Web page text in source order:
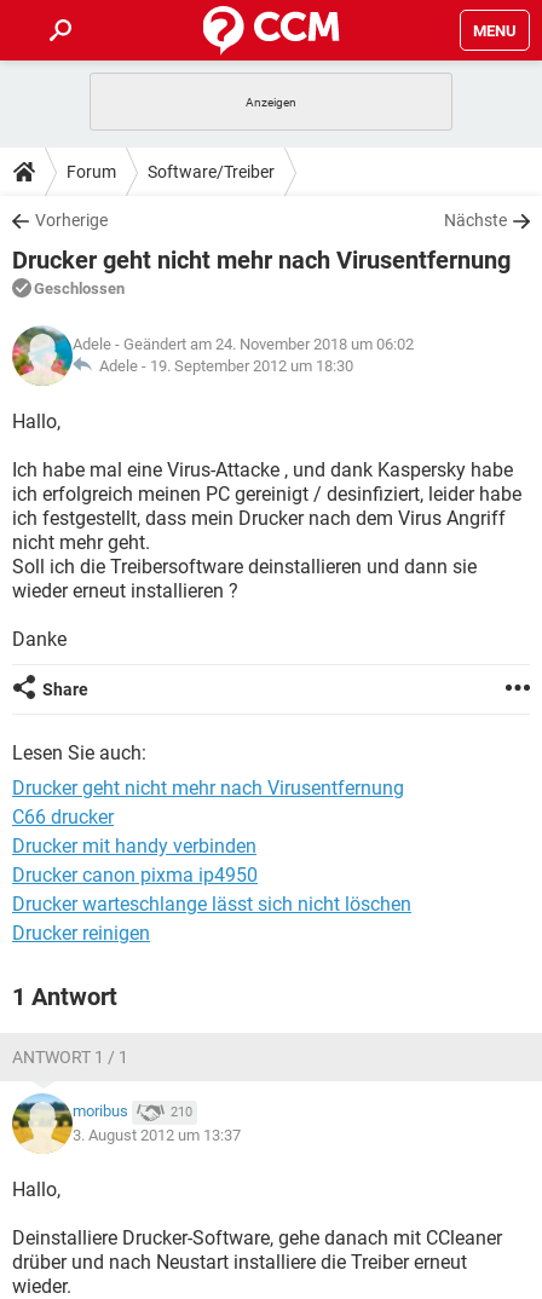
MENU
ANDROID IOS
WINDOWS 10
WHATSAPP TIKTOK
FACEBOOK
TIPPS & TRICKS
SPIELE
WINDOWS 10
WHATSAPP
FACEBOOK HARDWARE
DOWNLOADS
SPIELE STREAMING
ANDROID
WINDOWS 10 INSTAGRAM
WHATSAPP
FACEBOOK
FORUM
SPIELE
ANDROID IOS
FACEBOOK HARDWARE
LEXIKON
SPIELE
ANDROID
WINDOWS 10 INSTAGRAM
WHATSAPP TIKTOK
FACEBOOK
Forum Software/Treiber
Vorherige Nächste
Drucker geht nicht mehr nach Virusentfernung
Geschlossen
Adele - Geändert am 24. November 2018 um 06:02
Adele - 19. September 2012 um 18:30
Hallo,
Ich habe mal eine Virus-Attacke , und dank Kaspersky habe
ich erfolgreich meinen PC gereinigt / desinfiziert, leider habe
ich festgestellt, dass mein Drucker nach dem Virus Angriff
nicht mehr geht.
Soll ich die Treibersoftware deinstallieren und dann sie
wieder erneut installieren ?
Danke
Share
Lesen Sie auch:
Drucker geht nicht mehr nach Virusentfernung
C66 drucker
Drucker mit handy verbinden
Drucker canon pixma ip4950
Drucker warteschlange lässt sich nicht löschen
Drucker reinigen
1 Antwort
ANTWORT 1 / 1
moribus 210
3. August 2012 um 13:37
Hallo,
Deinstalliere Drucker-Software, gehe danach mit CCleaner
drüber und nach Neustart installiere die Treiber erneut
wieder.